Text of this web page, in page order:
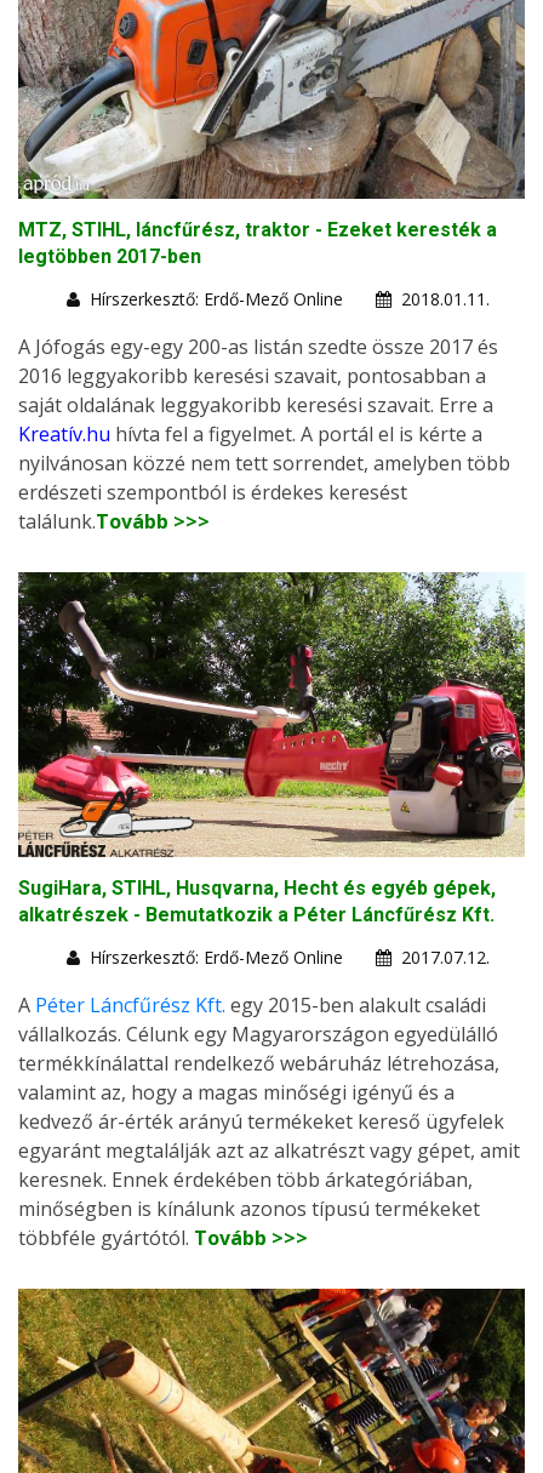
MTZ, STIHL, láncfűrész, traktor - Ezeket keresték a
legtöbben 2017-ben
Hírszerkesztő: Erdő-Mező Online
2018.01.11.
A Jófogás egy-egy 200-as listán szedte össze 2017 és
2016 leggyakoribb keresési szavait, pontosabban a
saját oldalának leggyakoribb keresési szavait. Erre a
Kreatív.hu hívta fel a figyelmet. A portál el is kérte a
nyilvánosan közzé nem tett sorrendet, amelyben több
erdészeti szempontból is érdekes keresést
találunk.Tovább >>>
SugiHara, STIHL, Husqvarna, Hecht és egyéb gépek,
alkatrészek - Bemutatkozik a Péter Láncfűrész Kft.
Hírszerkesztő: Erdő-Mező Online
2017.07.12.
A Péter Láncfűrész Kft. egy 2015-ben alakult családi
vállalkozás. Célunk egy Magyarországon egyedülálló
termékkínálattal rendelkező webáruház létrehozása,
valamint az, hogy a magas minőségi igényű és a
kedvező ár-érték arányú termékeket kereső ügyfelek
egyaránt megtalálják azt az alkatrészt vagy gépet, amit
keresnek. Ennek érdekében több árkategóriában,
minőségben is kínálunk azonos típusú termékeket
többféle gyártótól. Tovább >>>